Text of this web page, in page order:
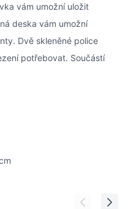
vám umožní uložit
deska vám umožní
Dvě skleněné police
potřebovat. Součástí